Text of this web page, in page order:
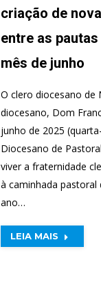
criação de
entre as
mês de junho
O clero diocesano de
diocesano, Dom
junho de 2025
Diocesano de
viver a fraternidade
à caminhada pastoral
ano…
LEIA MAIS